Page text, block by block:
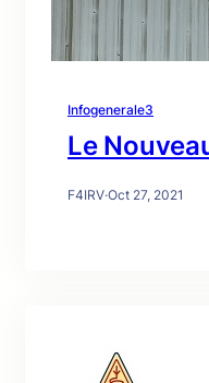
Infogenerale3
Le
F4IRV·Oct 27, 2021